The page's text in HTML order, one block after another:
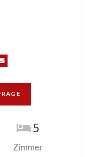
5
Zimmer